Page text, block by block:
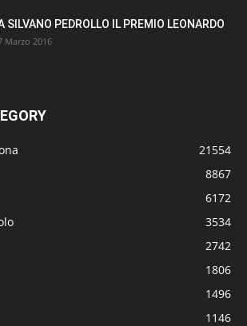
SILVANO PEDROLLO IL PREMIO LEONARDO
Marzo 2016
21554
8867
6172
3534
2742
1806
1496
1146